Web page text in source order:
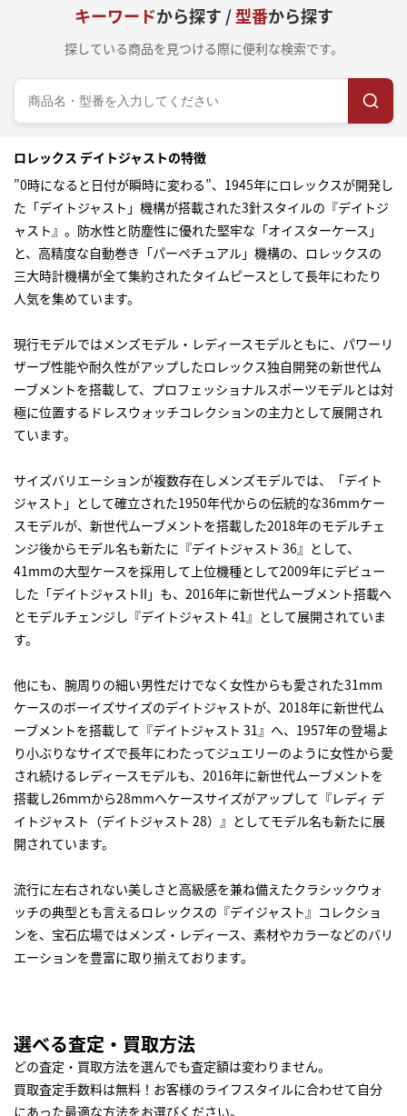
キーワードから探す /型番から探す
探している商品を見つける際に便利な検索です。
ロレックス デイトジャストの特徴
”0時になると日付が瞬時に変わる”、1945年にロレックスが開発し
た「デイトジャスト」機構が搭載された3針スタイルの『デイトジ
ャスト』。防水性と防塵性に優れた堅牢な「オイスターケース」
と、高精度な自動巻き「パーペチュアル」機構の、ロレックスの
三大時計機構が全て集約されたタイムピースとして長年にわたり
人気を集めています。
現行モデルではメンズモデル・レディースモデルともに、パワーリ
ザーブ性能や耐久性がアップしたロレックス独自開発の新世代ム
ーブメントを搭載して、プロフェッショナルスポーツモデルとは対
極に位置するドレスウォッチコレクションの主力として展開され
ています。
サイズバリエーションが複数存在しメンズモデルでは、「デイト
ジャスト」として確立された1950年代からの伝統的な36mmケー
スモデルが、新世代ムーブメントを搭載した2018年のモデルチェ
ンジ後からモデル名も新たに『デイトジャスト 36』として、
41mmの大型ケースを採用して上位機種として2009年にデビュー
した「デイトジャストII」も、2016年に新世代ムーブメント搭載へ
とモデルチェンジし『デイトジャスト 41』として展開されていま
す。
他にも、腕周りの細い男性だけでなく女性からも愛された31mm
ケースのボーイズサイズのデイトジャストが、2018年に新世代ム
ーブメントを搭載して『デイトジャスト 31』へ、1957年の登場よ
り小ぶりなサイズで長年にわたってジュエリーのように女性から愛
され続けるレディースモデルも、2016年に新世代ムーブメントを
搭載し26mｍから28mmへケースサイズがアップして『レディ デ
イトジャスト（デイトジャスト 28）』としてモデル名も新たに展
開されています。
流行に左右されない美しさと高級感を兼ね備えたクラシックウォ
ッチの典型とも言えるロレックスの『デイジャスト』コレクショ
ンを、宝石広場ではメンズ・レディース、素材やカラーなどのバリ
エーションを豊富に取り揃えております。
選べる査定・買取方法
どの査定・買取方法を選んでも査定額は変わりません。
買取査定手数料は無料！お客様のライフスタイルに合わせて自分
にあった最適な方法をお選びください。